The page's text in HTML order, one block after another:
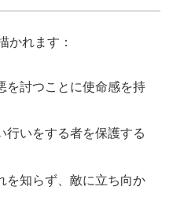
かれます：
を討つことに使命感を持
行いをする者を保護する
を知らず、敵に立ち向か